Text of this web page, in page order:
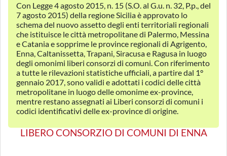
Con Legge 4 agosto 2015, n. 15 (S.O. al G.u. n. 32, P.p., del
7 agosto 2015) della regione Sicilia è approvato lo
schema del nuovo assetto degli enti territoriali regionali
che istituisce le città metropolitane di Palermo, Messina
e Catania e sopprime le province regionali di Agrigento,
Enna, Caltanissetta, Trapani, Siracusa e Ragusa in luogo
degli omonimi liberi consorzi di comuni. Con riferimento
a tutte le rilevazioni statistiche ufficiali, a partire dal 1°
gennaio 2017, sono validi e adottati i codici delle città
metropolitane in luogo delle omonime ex-province,
mentre restano assegnati ai Liberi consorzi di comuni i
codici identificativi delle ex-province di origine.
LIBERO CONSORZIO DI COMUNI DI ENNA